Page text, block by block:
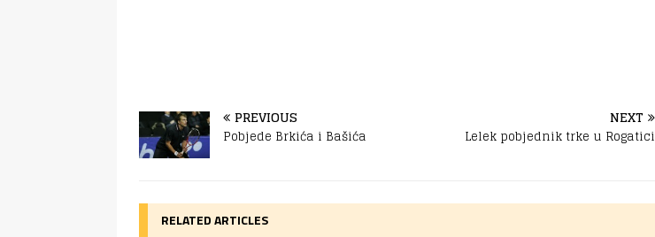
PREVIOUS
Pobjede Brkića i Bašića
NEXT
Lelek pobjednik trke u Rogatici
RELATED ARTICLES